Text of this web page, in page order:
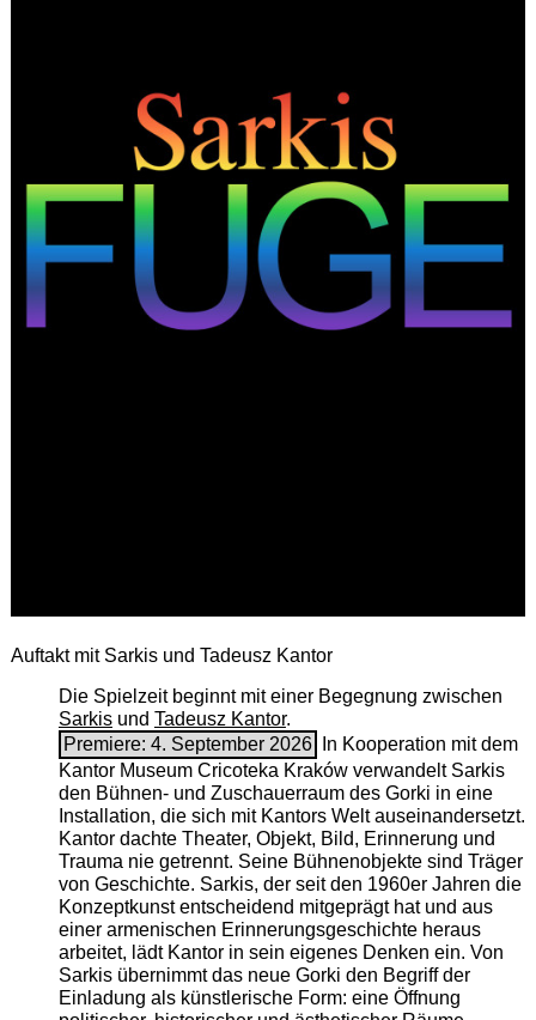
Auftakt mit Sarkis und Tadeusz Kantor
Die Spielzeit beginnt mit einer Begegnung zwischen
Sarkisund Tadeusz Kantor.
Premiere: 4. September 2026
In Kooperation mit dem
Kantor Museum Cricoteka Kraków verwandelt Sarkis
den Bühnen- und Zuschauerraum des Gorki in eine
Installation, die sich mit Kantors Welt auseinandersetzt.
Kantor dachte Theater, Objekt, Bild, Erinnerung und
Trauma nie getrennt. Seine Bühnenobjekte sind Träger
von Geschichte. Sarkis, der seit den 1960er Jahren die
Konzeptkunst entscheidend mitgeprägt hat und aus
einer armenischen ­Erinnerungsgeschichte heraus
arbeitet, lädt Kantor in sein eigenes Denken ein. Von
Sarkis übernimmt das neue Gorki den Begriff der
Einladung als künstlerische Form: eine Öffnung